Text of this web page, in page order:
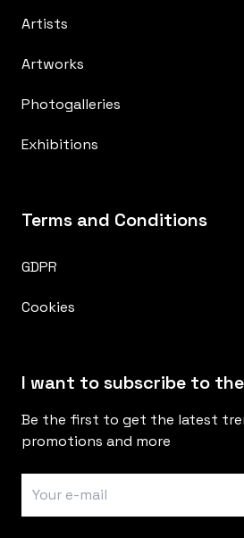
Artists
Artworks
Photogalleries
Exhibitions
Terms and Conditions
GDPR
Cookies
I want to subscribe to
Be the first to get the latest
promotions and more